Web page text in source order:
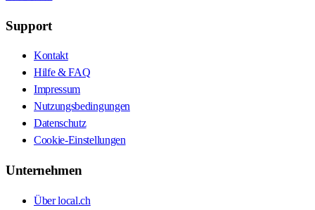
Support
Kontakt
Hilfe & FAQ
Impressum
Nutzungsbedingungen
Datenschutz
Cookie-Einstellungen
Unternehmen
Über local.ch